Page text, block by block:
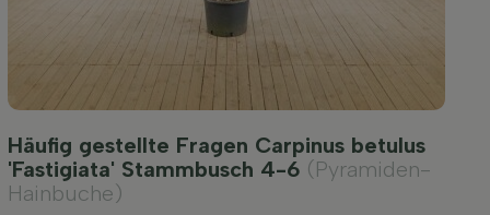
Häufig gestellte Fragen Carpinus betulus
'Fastigiata' Stammbusch 4-6 (Pyramiden-
Hainbuche)